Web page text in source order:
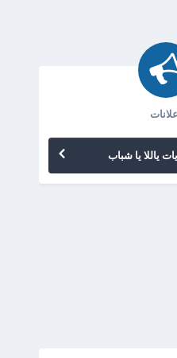
ياللا يا شباب